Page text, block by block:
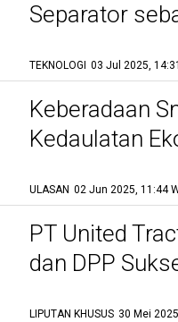
Separator
TEKNOLOGI 03 Jul 2025,
Keberadaan
Kedaulatan
ULASAN 02 Jun 2025, 11:44
PT United
dan DPP
LIPUTAN KHUSUS 30 Mei